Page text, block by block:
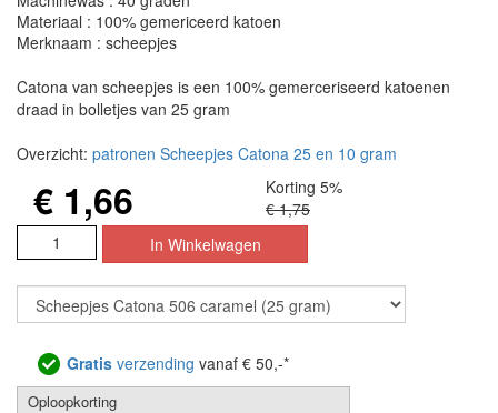
Materiaal : 100% gemericeerd katoen
Merknaam : scheepjes
Catona van scheepjes is een 100% gemerceriseerd katoenen
draad in bolletjes van 25 gram
Overzicht: patronen Scheepjes Catona 25 en 10 gram
€ 1,66
Korting 5%
€ 1,75
Gratis verzending vanaf € 50,-*
Oploopkorting